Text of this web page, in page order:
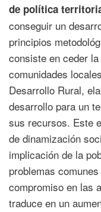
de política
conseguir un
principios
consiste en ceder
comunidades
Desarrollo Rural,
desarrollo para un
sus recursos. Este
de dinamización
implicación de la
problemas
compromiso en las
traduce en un